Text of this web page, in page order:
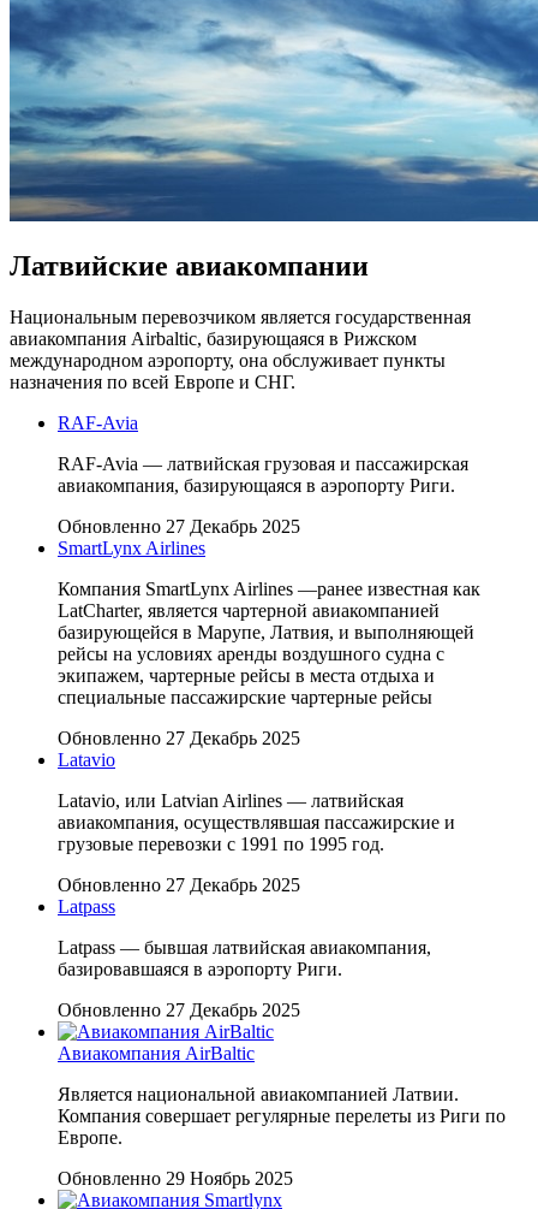
Латвийские авиакомпании
Национальным перевозчиком является государственная
авиакомпания Airbaltic, базирующаяся в Рижском
международном аэропорту, она обслуживает пункты
назначения по всей Европе и СНГ.
RAF-Avia
RAF-Avia — латвийская грузовая и пассажирская
авиакомпания, базирующаяся в аэропорту Риги.
Обновленно 27 Декабрь 2025
SmartLynx Airlines
Компания SmartLynx Airlines —ранее известная как
LatCharter, является чартерной авиакомпанией
базирующейся в Марупе, Латвия, и выполняющей
рейсы на условиях аренды воздушного судна с
экипажем, чартерные рейсы в места отдыха и
специальные пассажирские чартерные рейсы
Обновленно 27 Декабрь 2025
Latavio
Latavio, или Latvian Airlines — латвийская
авиакомпания, осуществлявшая пассажирские и
грузовые перевозки с 1991 по 1995 год.
Обновленно 27 Декабрь 2025
Latpass
Latpass — бывшая латвийская авиакомпания,
базировавшаяся в аэропорту Риги.
Обновленно 27 Декабрь 2025
Авиакомпания AirBaltic
Является национальной авиакомпанией Латвии.
Компания совершает регулярные перелеты из Риги по
Европе.
Обновленно 29 Ноябрь 2025